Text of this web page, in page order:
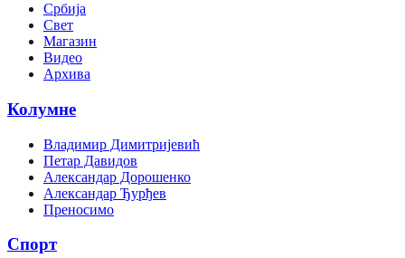
Србија
Свет
Магазин
Видео
Архива
Колумне
Владимир Димитријевић
Петар Давидов
Александар Дорошенко
Александар Ђурђев
Преносимо
Спорт